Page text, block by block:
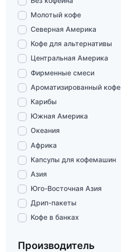
Молотый кофе
Северная Америка
Кофе для альтернативы
Центральная Америка
Фирменные смеси
Ароматизированный кофе
Карибы
Южная Америка
Океания
Африка
Капсулы для кофемашин
Азия
Юго-Восточная Азия
Дрип-пакеты
Кофе в банках
Производитель